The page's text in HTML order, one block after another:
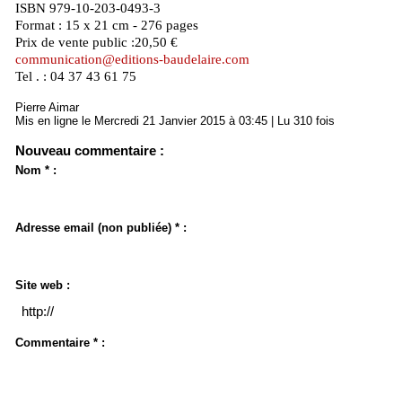
ISBN 979-10-203-0493-3
Format : 15 x 21 cm - 276 pages
Prix de vente public :20,50 €
communication@editions-baudelaire.com
Tel . : 04 37 43 61 75
Pierre Aimar
Mis en ligne le Mercredi 21 Janvier 2015 à 03:45 | Lu 310 fois
Nouveau commentaire :
Nom * :
Adresse email (non publiée) * :
Site web :
Commentaire * :